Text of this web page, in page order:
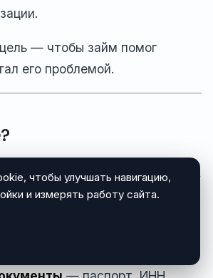
— чтобы займ помог
его проблемой.
искать срочный займ,
прямо сейчас:
потребность
чтобы улучшать навигацию,
и измерять работу сайта.